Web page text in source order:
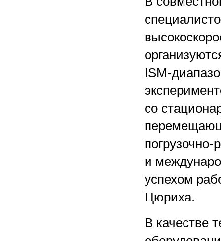
ISM-
со
погрузочно-
и
успехом
Цюриха.
В качестве